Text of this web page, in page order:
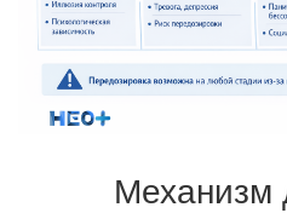
Механизм